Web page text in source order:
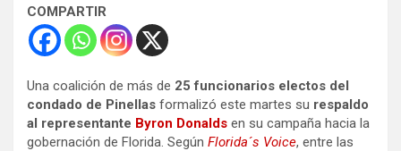
COMPARTIR
Una coalición de más de 25 funcionarios electos del
condado de Pinellas formalizó este martes su respaldo
al representante Byron Donalds en su campaña hacia la
gobernación de Florida. Según Florida´s Voice, entre las